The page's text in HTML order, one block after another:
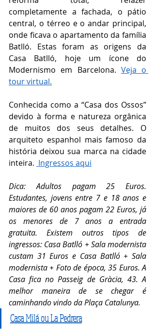
completamente a fachada, o pátio
central, o térreo e o andar principal,
onde ficava o apartamento da família
Batlló. Estas foram as origens da
Casa Batlló, hoje um ícone do
Modernismo em Barcelona. Veja o
tour virtual.
Conhecida como a “Casa dos Ossos”
devido à forma e natureza orgânica
de muitos dos seus detalhes. O
arquiteto espanhol mais famoso da
história deixou sua marca na cidade
inteira. Ingressos aqui
Dica: Adultos pagam 25 Euros.
Estudantes, jovens entre 7 e 18 anos e
maiores de 60 anos pagam 22 Euros, já
os menores de 7 anos a entrada
gratuita. Existem outros tipos de
ingressos: Casa Batlló + Sala modernista
custam 31 Euros e Casa Batlló + Sala
modernista + Foto de época, 35 Euros. A
Casa fica no Passeig de Gràcia, 43. A
melhor maneira de se chegar é
caminhando vindo da Plaça Catalunya.
Casa Milá ou La Pedrera